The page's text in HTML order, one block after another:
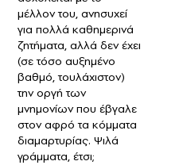
μέλλον του, ανησυχεί
για πολλά καθημερινά
ζητήματα, αλλά δεν έχει
(σε τόσο αυξημένο
βαθμό, τουλάχιστον)
την οργή των
μνημονίων που έβγαλε
στον αφρό τα κόμματα
διαμαρτυρίας. Ψιλά
γράμματα, έτσι;